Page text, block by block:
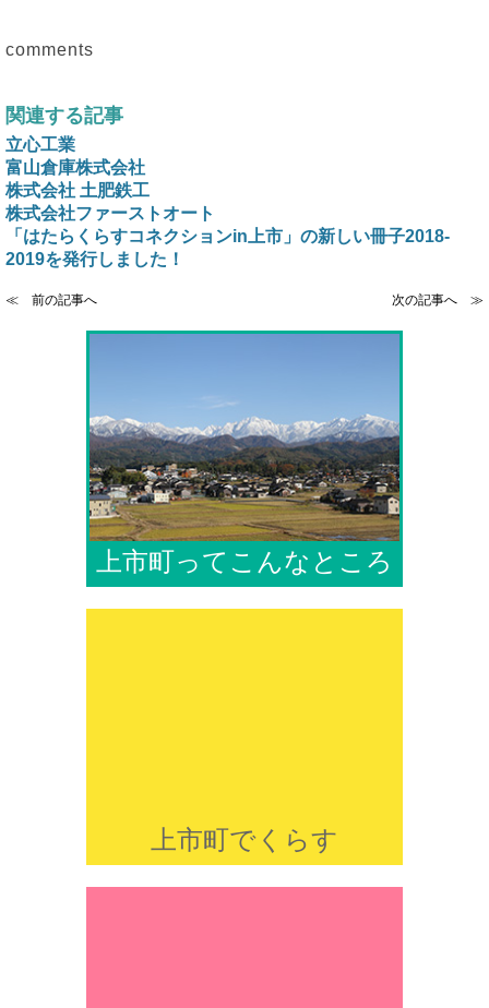
comments
関連する記事
立心工業
富山倉庫株式会社
株式会社 土肥鉄工
株式会社ファーストオート
「はたらくらすコネクションin上市」の新しい冊子2018-
2019を発行しました！
≪ 前の記事へ 次の記事へ ≫
上市町ってこんなところ
上市町でくらす